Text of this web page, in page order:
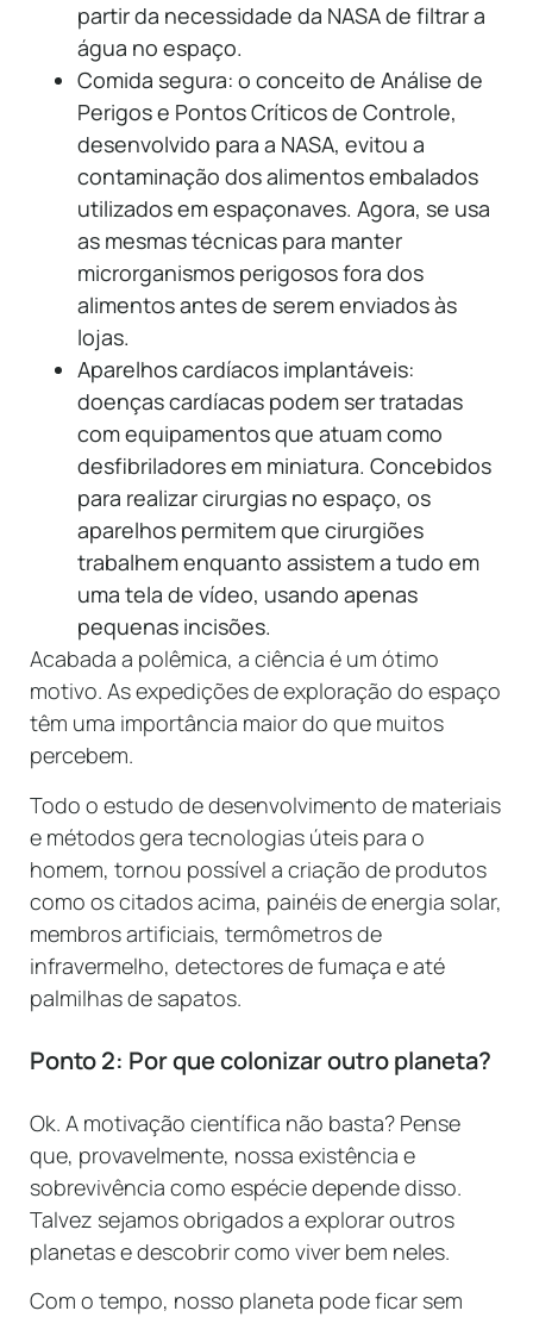
partir da necessidade da NASA de filtrar a
água no espaço.
Comida segura: o conceito de Análise de
Perigos e Pontos Críticos de Controle,
desenvolvido para a NASA, evitou a
contaminação dos alimentos embalados
utilizados em espaçonaves. Agora, se usa
as mesmas técnicas para manter
microrganismos perigosos fora dos
alimentos antes de serem enviados às
lojas.
Aparelhos cardíacos implantáveis:
doenças cardíacas podem ser tratadas
com equipamentos que atuam como
desfibriladores em miniatura. Concebidos
para realizar cirurgias no espaço, os
aparelhos permitem que cirurgiões
trabalhem enquanto assistem a tudo em
uma tela de vídeo, usando apenas
pequenas incisões.
Acabada a polêmica, a ciência é um ótimo
motivo. As expedições de exploração do espaço
têm uma importância maior do que muitos
percebem.
Todo o estudo de desenvolvimento de materiais
e métodos gera tecnologias úteis para o
homem, tornou possível a criação de produtos
como os citados acima, painéis de energia solar,
membros artificiais, termômetros de
infravermelho, detectores de fumaça e até
palmilhas de sapatos.
Ponto 2: Por que colonizar outro planeta?
Ok. A motivação científica não basta? Pense
que, provavelmente, nossa existência e
sobrevivência como espécie depende disso.
Talvez sejamos obrigados a explorar outros
planetas e descobrir como viver bem neles.
Com o tempo, nosso planeta pode ficar sem